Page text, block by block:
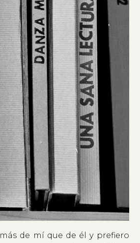
de mí que de él y prefiero